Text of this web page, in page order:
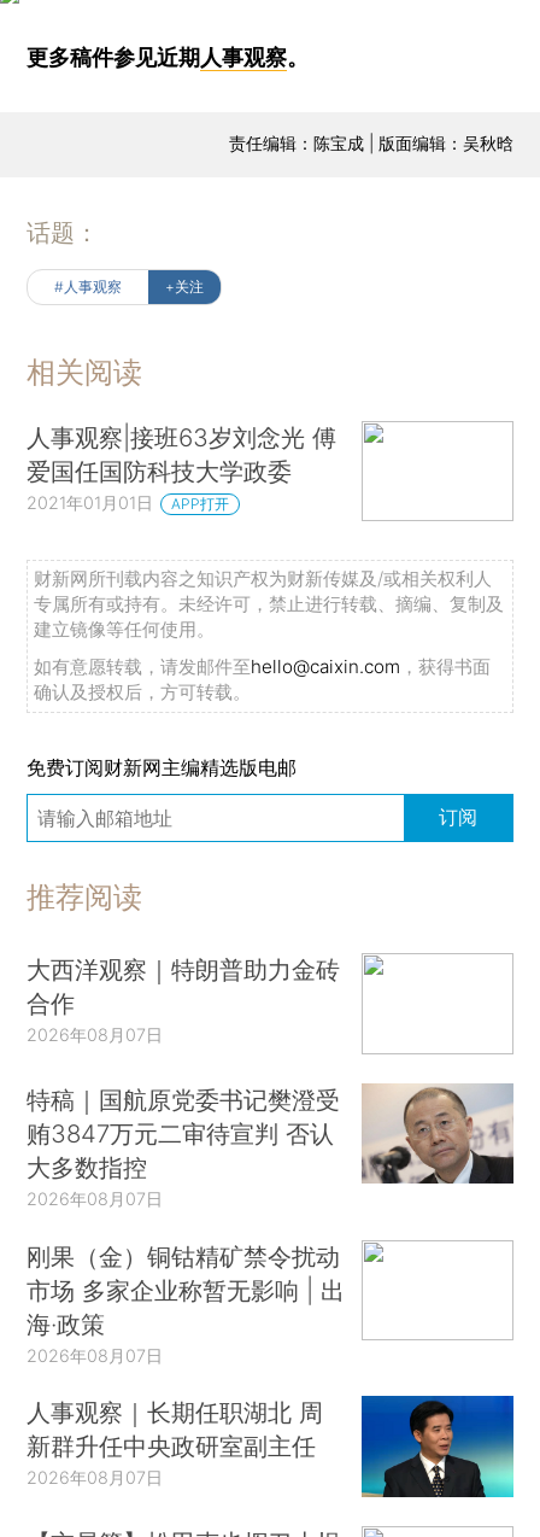
更多稿件参见近期 人事观察。
责任编辑：陈宝成 | 版面编辑：吴秋晗
话题：
#人事观察 +关注
相关阅读
人事观察|接班63岁刘念光 傅
爱国任国防科技大学政委
2021年01月01日 APP打开
财新网所刊载内容之知识产权为财新传媒及/或相关权利人
专属所有或持有。未经许可，禁止进行转载、摘编、复制及
建立镜像等任何使用。
如有意愿转载，请发邮件至hello@caixin.com ，获得书面
确认及授权后，方可转载。
免费订阅财新网主编精选版电邮
订阅
推荐阅读
大西洋观察｜特朗普助力金砖
合作
2026年08月07日
特稿｜国航原党委书记樊澄受
贿3847万元二审待宣判 否认
大多数指控
2026年08月07日
刚果（金）铜钴精矿禁令扰动
市场 多家企业称暂无影响 | 出
海·政策
2026年08月07日
人事观察｜长期任职湖北 周
新群升任中央政研室副主任
2026年08月07日